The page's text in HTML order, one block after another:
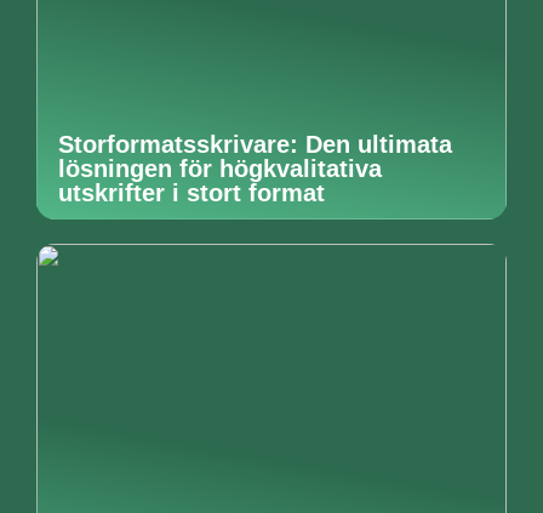
Storformatsskrivare: Den ultimata
lösningen för högkvalitativa
utskrifter i stort format